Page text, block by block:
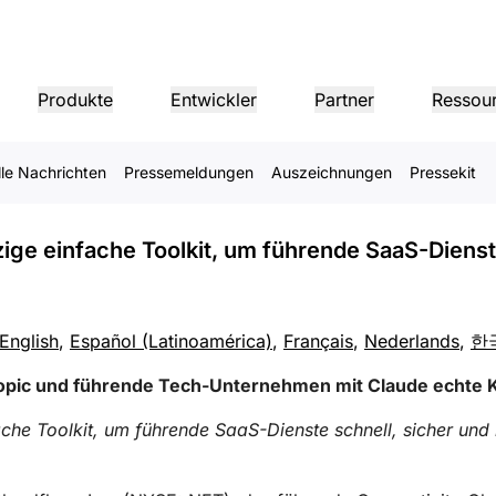
Finanzdienstleistungen
Öffentlicher Sektor
Weitere Informationen
Produkte
1.1.1.1
Entwickler
Schritt-für-Schritt-
Entwicklungsleitfäden
Diagramme und Designmuster
Bilder transformieren &
Erstellen Sie serverlose SQL-
Partner
Sie unser Ökosystem
Partnern und
Unterstützen Sie eine nahtlose,
groß angelegte digitale
Entdecken
von
Mit Cloudflare zum Erfolg Aufschlussreiche Diskussionen
von Cloudflare
Produktneuigkeiten
unseres
Informationen für Anleger
DATENSCHUTZ UND SICHERHEIT
Daten und Schutz
Richtlinien, Prozess und
Nachrichten Pressemeldungen Auszeichnungen Pressekit
ermöglichen
einfache Toolkit, um führende SaaS-
English, Español (Latinoamérica), Français, Nederlands, 한
und führende Tech-Unternehmen mit Claude echte
Toolkit, um führende SaaS-Dienste schnell, sicher